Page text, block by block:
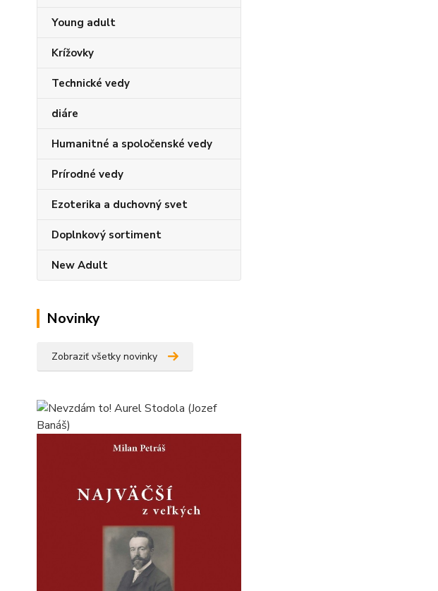
Young adult
Krížovky
Technické vedy
diáre
Humanitné a spoločenské vedy
Prírodné vedy
Ezoterika a duchovný svet
Doplnkový sortiment
New Adult
Novinky
Zobraziť všetky novinky